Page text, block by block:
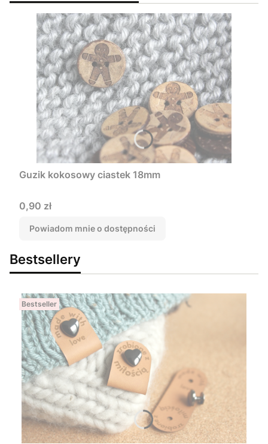
Guzik kokosowy ciastek 18mm
Cena
0,90 zł
Powiadom mnie o dostępności
Bestsellery
Bestseller